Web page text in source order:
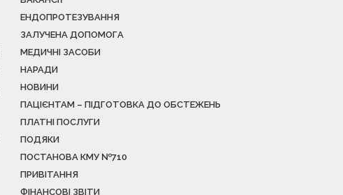
ЕНДОПРОТЕЗУВАННЯ
ЗАЛУЧЕНА ДОПОМОГА
МЕДИЧНІ ЗАСОБИ
НАРАДИ
НОВИНИ
ПАЦІЄНТАМ – ПІДГОТОВКА ДО ОБСТЕЖЕНЬ
ПЛАТНІ ПОСЛУГИ
ПОДЯКИ
ПОСТАНОВА КМУ №710
ПРИВІТАННЯ
ФІНАНСОВІ ЗВІТИ